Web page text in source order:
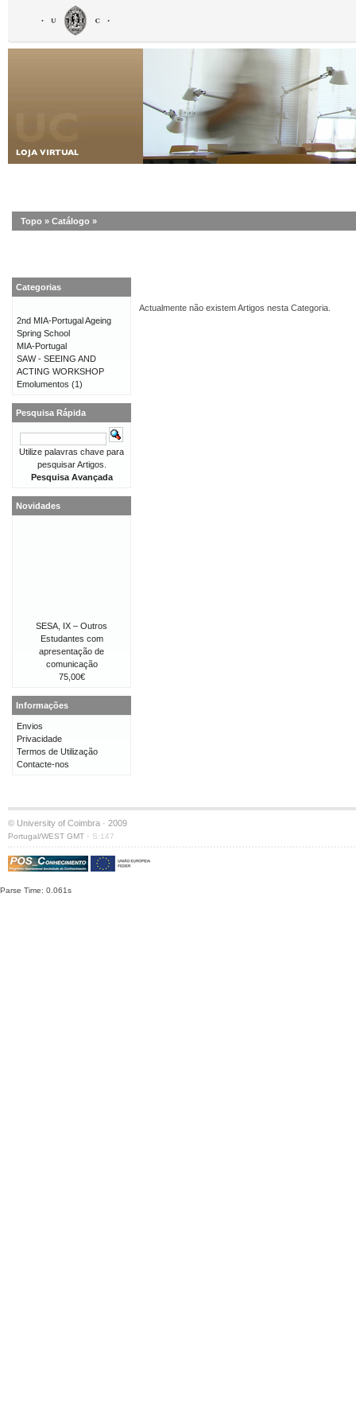
Topo » Catálogo »
Actualmente não existem Artigos nesta Categoria.
Categorias
2nd MIA-Portugal Ageing
Spring School
MIA-Portugal
SAW - SEEING AND
ACTING WORKSHOP
Emolumentos (1)
Pesquisa Rápida
Utilize palavras chave para
pesquisar Artigos.
Pesquisa Avançada
Novidades
SESA, IX – Outros
Estudantes com
apresentação de
comunicação
75,00€
Informações
Envios
Privacidade
Termos de Utilização
Contacte-nos
© University of Coimbra · 2009
Portugal/WEST GMT · S:147
Parse Time: 0.061s